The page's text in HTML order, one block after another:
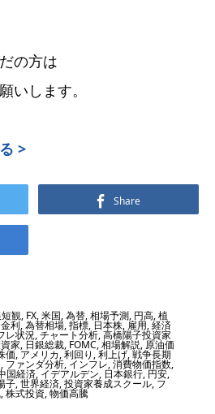
の方は
いします。
>
Share
観, FX,米国,為替,相場予測, 円高,植
金利,為替相場,指標,日本株,雇用,経済
レ状況,チャート分析,高橋陽子投資家
家,日銀総裁, FOMC,相場解説,原油価
価,アメリカ,利回り,利上げ,戦争長期
, ファンダ分析,インフレ,消費物価指数,
国経済, イデアルデン, 日本銀行,円安,
子,世界経済,投資家養成スクール,フ
,株式投資,物価高騰